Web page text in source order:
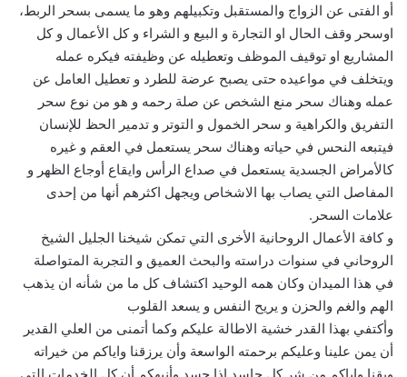
أو الفتى عن الزواج والمستقبل وتكبيلهم وهو ما يسمى بسحر الربط،
اوسحر وقف الحال او التجارة و البيع و الشراء و كل الأعمال و كل
المشاريع او توقيف الموظف وتعطيله عن وظيفته فيكره عمله
ويتخلف في مواعيده حتى يصبح عرضة للطرد و تعطيل العامل عن
عمله وهناك سحر منع الشخص عن صلة رحمه و هو من نوع سحر
التفريق والكراهية و سحر الخمول و التوتر و تدمير الحظ للإنسان
فيتبعه النحس في حياته وهناك سحر يستعمل في العقم و غيره
كالأمراض الجسدية يستعمل في صداع الرأس وايقاع أوجاع الظهر و
المفاصل التي يصاب بها الاشخاص ويجهل اكثرهم أنها من إحدى
علامات السحر.
و كافة الأعمال الروحانية الأخرى التي تمكن شيخنا الجليل الشيخ
الروحاني في سنوات دراسته والبحث العميق و التجربة المتواصلة
في هذا الميدان وكان همه الوحيد اكتشاف كل ما من شأنه ان يذهب
الهم والغم والحزن و يريح النفس و يسعد القلوب
وأكتفي بهذا القدر خشية الاطالة عليكم وكما أتمنى من العلي القدير
أن يمن علينا وعليكم برحمته الواسعة وأن يرزقنا واياكم من خيراته